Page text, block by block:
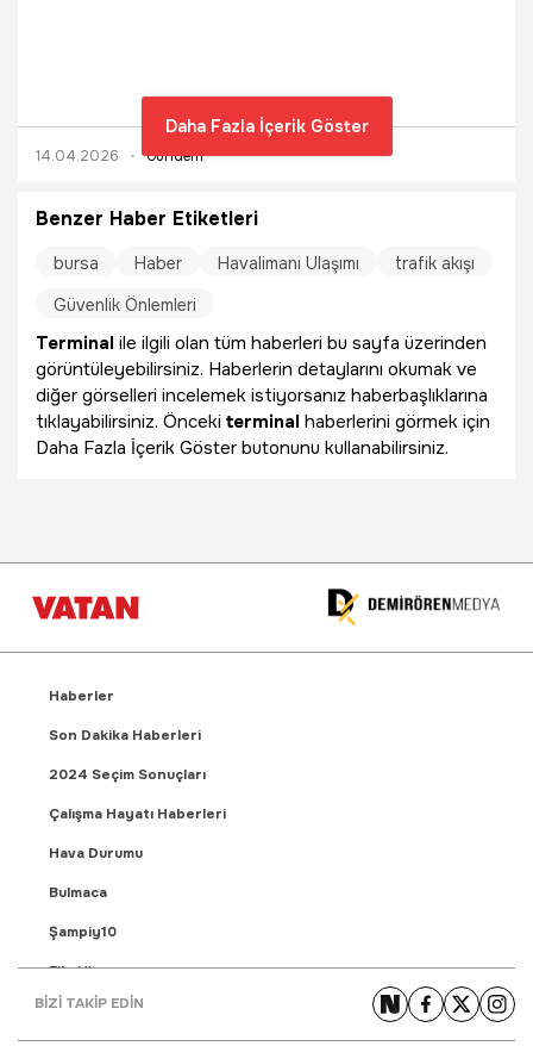
adından söz ettiren öncü başarı hikayelerine imza atabilen
bir konumdadır” dedi.
14.04.2026 Gündem
Daha Fazla İçerik Göster
Benzer Haber Etiketleri
bursa Haber Havalimanı Ulaşımı
trafik akışı
Güvenlik Önlemleri
Terminal ile ilgili olan tüm haberleri bu sayfa üzerinden
görüntüleyebilirsiniz. Haberlerin detaylarını okumak ve
diğer görselleri incelemek istiyorsanız haberbaşlıklarına
tıklayabilirsiniz. Önceki terminal haberlerini görmek için
Daha Fazla İçerik Göster butonunu kullanabilirsiniz.
Haberler
Son Dakika Haberleri
2024 Seçim Sonuçları
Çalışma Hayatı Haberleri
Hava Durumu
Bulmaca
Şampiy10
Fikstür
Puan Durumu
BİZİ TAKİP EDİN